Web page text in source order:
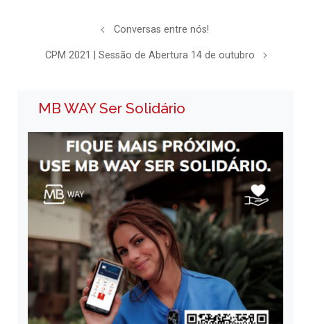
Conversas entre nós!
CPM 2021 | Sessão de Abertura 14 de outubro
MB WAY Ser Solidário